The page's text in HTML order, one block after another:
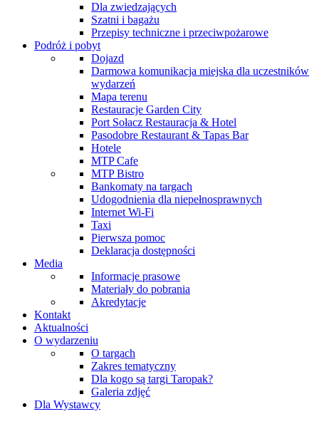
Dla zwiedzających
Szatni i bagażu
Przepisy techniczne i przeciwpożarowe
Podróż i pobyt
Dojazd
Darmowa komunikacja miejska dla uczestników
wydarzeń
Mapa terenu
Restauracje Garden City
Port Sołacz Restauracja & Hotel
Pasodobre Restaurant & Tapas Bar
Hotele
MTP Cafe
MTP Bistro
Bankomaty na targach
Udogodnienia dla niepełnosprawnych
Internet Wi-Fi
Taxi
Pierwsza pomoc
Deklaracja dostępności
Media
Informacje prasowe
Materiały do pobrania
Akredytacje
Kontakt
Aktualności
O wydarzeniu
O targach
Zakres tematyczny
Dla kogo są targi Taropak?
Galeria zdjęć
Dla Wystawcy